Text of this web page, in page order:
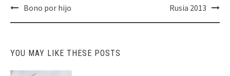
Post
navigation
Bono por hijo Rusia 2013
YOU MAY LIKE THESE POSTS